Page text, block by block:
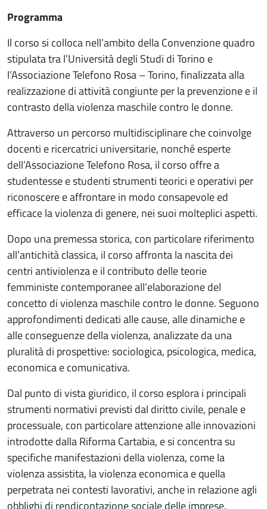
Programma
Il corso si colloca nell’ambito della Convenzione quadro
stipulata tra l’Università degli Studi di Torino e
l’Associazione Telefono Rosa – Torino, finalizzata alla
realizzazione di attività congiunte per la prevenzione e il
contrasto della violenza maschile contro le donne.
Attraverso un percorso multidisciplinare che coinvolge
docenti e ricercatrici universitarie, nonché esperte
dell’Associazione Telefono Rosa, il corso offre a
studentesse e studenti strumenti teorici e operativi per
riconoscere e affrontare in modo consapevole ed
efficace la violenza di genere, nei suoi molteplici aspetti.
Dopo una premessa storica, con particolare riferimento
all’antichità classica, il corso affronta la nascita dei
centri antiviolenza e il contributo delle teorie
femministe contemporanee all’elaborazione del
concetto di violenza maschile contro le donne. Seguono
approfondimenti dedicati alle cause, alle dinamiche e
alle conseguenze della violenza, analizzate da una
pluralità di prospettive: sociologica, psicologica, medica,
economica e comunicativa.
Dal punto di vista giuridico, il corso esplora i principali
strumenti normativi previsti dal diritto civile, penale e
processuale, con particolare attenzione alle innovazioni
introdotte dalla Riforma Cartabia, e si concentra su
specifiche manifestazioni della violenza, come la
violenza assistita, la violenza economica e quella
perpetrata nei contesti lavorativi, anche in relazione agli
obblighi di rendicontazione sociale delle imprese.